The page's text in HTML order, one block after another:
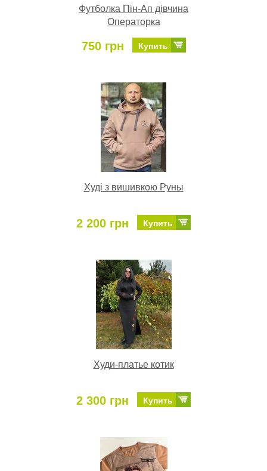
Футболка Пін-Ап дівчина
Операторка
750 грн Купить
Худі з вишивкою Руны
2 200 грн Купить
Худи-платье котик
2 300 грн Купить